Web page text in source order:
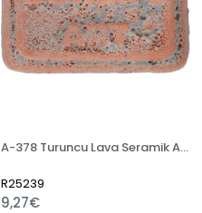
A-378 Turuncu Lava Seramik Artistik Sır
R25239
9,27€